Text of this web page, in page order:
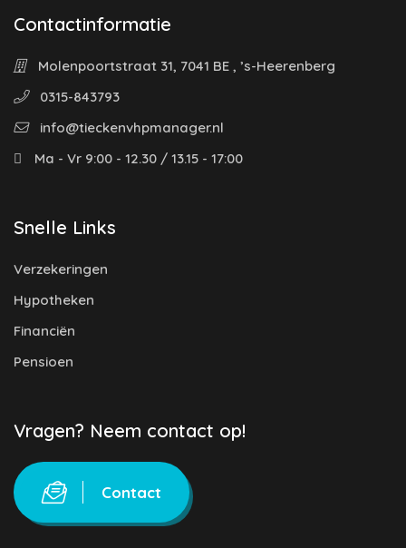
Contactinformatie
Molenpoortstraat 31, 7041 BE , ’s-Heerenberg
0315-843793
info@tieckenvhpmanager.nl
Ma - Vr 9:00 - 12.30 / 13.15 - 17:00
Snelle Links
Verzekeringen
Hypotheken
Financiën
Pensioen
Vragen? Neem contact op!
Contact